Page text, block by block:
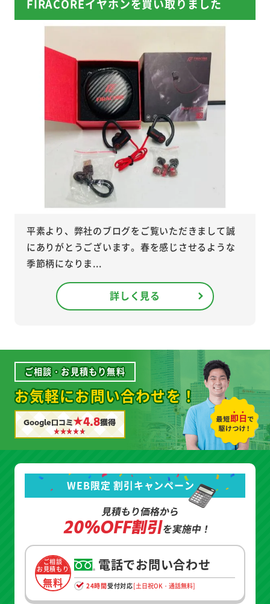
FIRACOREイヤホンを買い取りました
平素より、弊社のブログをご覧いただきまして誠
にありがとうございます。春を感じさせるような
季節柄になりま...
詳しく見る
ご相談・お見積もり無料
お気軽にお問い合わせを！
Google口コミ★4.8獲得
WEB限定 割引キャンペーン
見積もり価格から
20%OFF割引を実施中！
ご相談
お見積もり
無料
電話でお問い合わせ
24時間受付対応[土日祝OK・通話無料]